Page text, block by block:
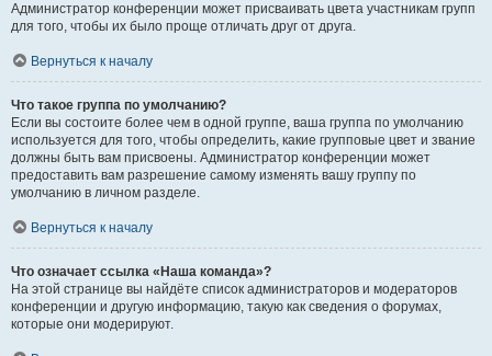
Администратор конференции может присваивать цвета участникам групп
для того, чтобы их было проще отличать друг от друга.
Вернуться к началу
Что такое группа по умолчанию?
Если вы состоите более чем в одной группе, ваша группа по умолчанию
используется для того, чтобы определить, какие групповые цвет и звание
должны быть вам присвоены. Администратор конференции может
предоставить вам разрешение самому изменять вашу группу по
умолчанию в личном разделе.
Вернуться к началу
Что означает ссылка «Наша команда»?
На этой странице вы найдёте список администраторов и модераторов
конференции и другую информацию, такую как сведения о форумах,
которые они модерируют.